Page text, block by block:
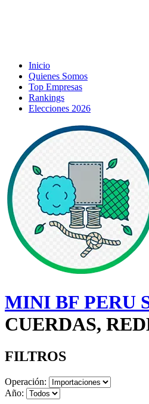
Inicio
Quienes Somos
Top Empresas
Rankings
Elecciones 2026
MINI BF PERU
CUERDAS,
FILTROS
Operación:
Año: